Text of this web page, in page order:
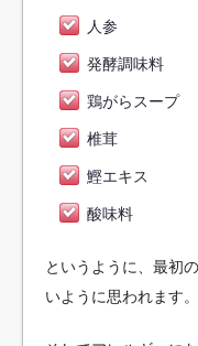
人参
発酵調味料
鶏がらスープ
椎茸
鰹エキス
酸味料
というように、最初
いように思われます。